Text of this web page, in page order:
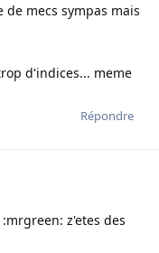
mecs sympas mais
d'indices... meme
Répondre
z'etes des